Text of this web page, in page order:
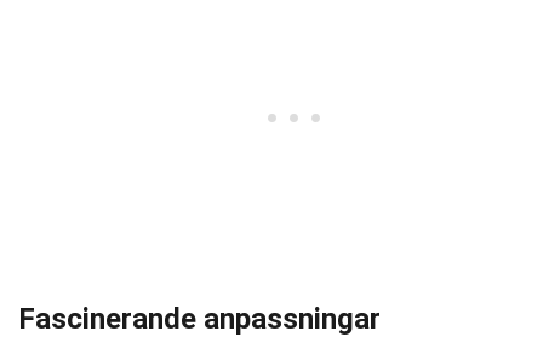
Fascinerande anpassningar